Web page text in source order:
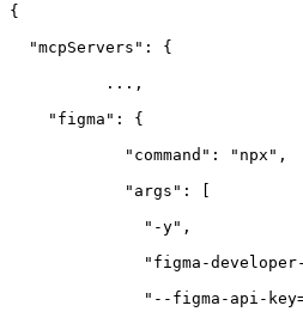
{
  "mcpServers": {
    "figma": {